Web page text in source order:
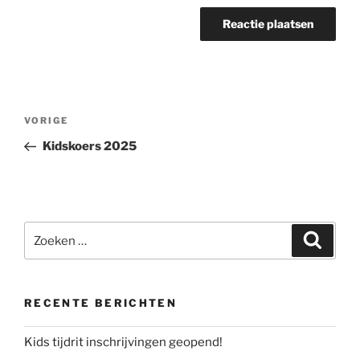
Bericht
Vorig
bericht
VORIGE
Kidskoers 2025
naar:
RECENTE BERICHTEN
Kids tijdrit inschrijvingen geopend!